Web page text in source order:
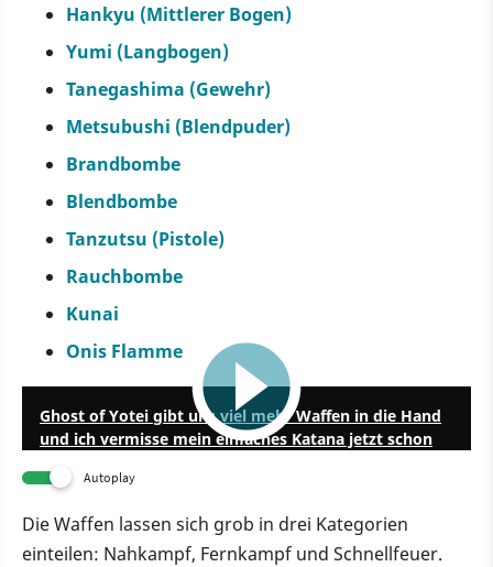
Hankyu (Mittlerer Bogen)
Yumi (Langbogen)
Tanegashima (Gewehr)
Metsubushi (Blendpuder)
Brandbombe
Blendbombe
Tanzutsu (Pistole)
Rauchbombe
Kunai
Onis Flamme
Ghost of Yotei gibt uns viel mehr Waffen in die Hand
und ich vermisse mein einfaches Katana jetzt schon
Autoplay
Die Waffen lassen sich grob in drei Kategorien
einteilen: Nahkampf, Fernkampf und Schnellfeuer.